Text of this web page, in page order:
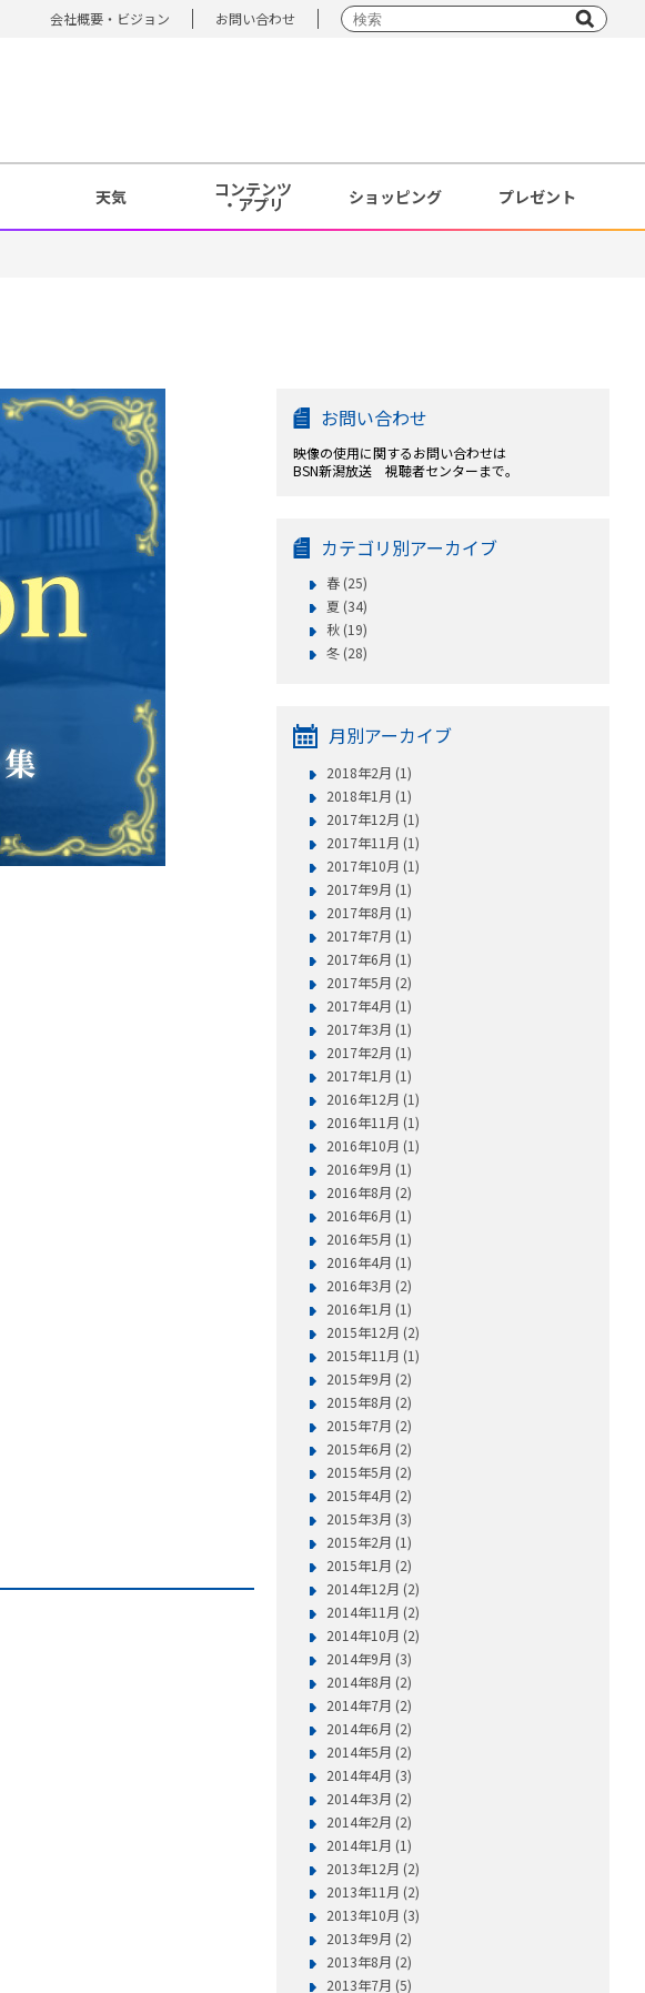
会社概要・ビジョン お問い合わせ
天気 コンテンツ
・アプリ ショッピング プレゼント
お問い合わせ
映像の使用に関するお問い合わせは
BSN新潟放送 視聴者センターまで。
カテゴリ別アーカイブ
春 (25)
夏 (34)
秋 (19)
冬 (28)
月別アーカイブ
2018年2月 (1)
2018年1月 (1)
2017年12月 (1)
2017年11月 (1)
2017年10月 (1)
2017年9月 (1)
2017年8月 (1)
2017年7月 (1)
2017年6月 (1)
2017年5月 (2)
2017年4月 (1)
2017年3月 (1)
2017年2月 (1)
2017年1月 (1)
2016年12月 (1)
2016年11月 (1)
2016年10月 (1)
2016年9月 (1)
2016年8月 (2)
2016年6月 (1)
2016年5月 (1)
2016年4月 (1)
2016年3月 (2)
2016年1月 (1)
2015年12月 (2)
2015年11月 (1)
2015年9月 (2)
2015年8月 (2)
2015年7月 (2)
2015年6月 (2)
2015年5月 (2)
2015年4月 (2)
2015年3月 (3)
2015年2月 (1)
2015年1月 (2)
2014年12月 (2)
2014年11月 (2)
2014年10月 (2)
2014年9月 (3)
2014年8月 (2)
2014年7月 (2)
2014年6月 (2)
2014年5月 (2)
2014年4月 (3)
2014年3月 (2)
2014年2月 (2)
2014年1月 (1)
2013年12月 (2)
2013年11月 (2)
2013年10月 (3)
2013年9月 (2)
2013年8月 (2)
2013年7月 (5)